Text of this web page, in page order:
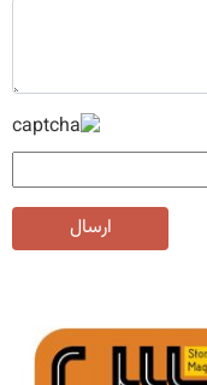
ارسال